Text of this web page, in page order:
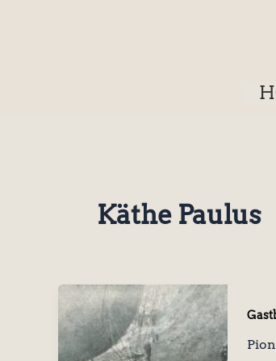
Käthe Paulus